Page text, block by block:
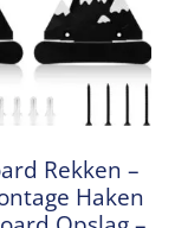
Rekken –
Haken